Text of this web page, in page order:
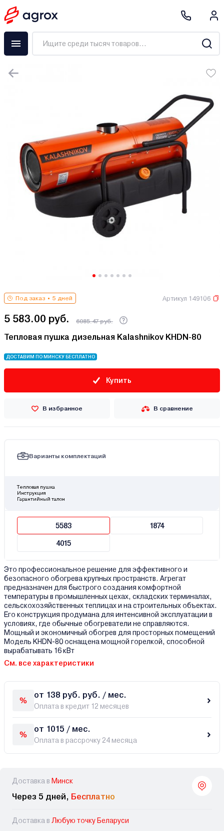
Под заказ 5 дней Артикул 149106
5 583.00 руб. 6085.47 руб.
Тепловая пушка дизельная Kalashnikov KHDN-80
ДОСТАВИМ ПО МИНСКУ БЕСПЛАТНО
Купить
В избранное В сравнение
Варианты комплектаций
Тепловая пушка
Инструкция
Гарантийный талон
5583 1874
4015
Это профессиональное решение для эффективного и
безопасного обогрева крупных пространств. Агрегат
предназначен для быстрого создания комфортной
температуры в промышленных цехах, складских терминалах,
сельскохозяйственных теплицах и на строительных объектах.
Его конструкция продумана для интенсивной эксплуатации в
условиях, где обычные обогреватели не справляются.
Мощный и экономичный обогрев для просторных помещений
Модель KHDN-80 оснащена мощной горелкой, способной
вырабатывать 16 кВт
См. все характеристики
от 138 руб. руб. / мес.
Оплата в кредит 12 месяцев
от 1015 / мес.
Оплата в рассрочку 24 месяца
Доставка в Минск
Через 5 дней, Бесплатно
Доставка в Любую точку Беларуси